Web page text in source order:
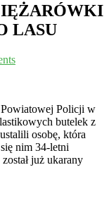
LASU
Powiatowej Policji w
butelek z
osobę, która
nim 34-letni
już ukarany